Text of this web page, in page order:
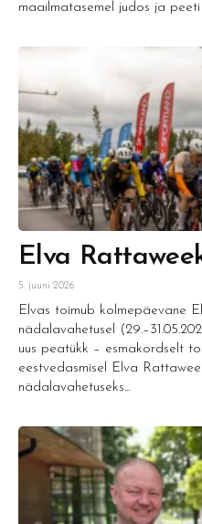
maailmatasemel judos ja
Elva
5. juuni 2026
Elvas toimub kolmepäevane
nädalavahetusel
uus peatükk – esmakordselt
eestvedasmisel Elva
nädalavahetuseks...